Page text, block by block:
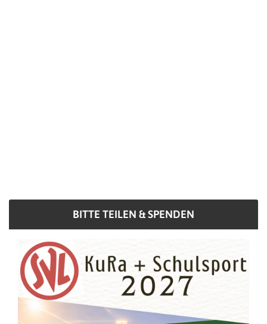
BITTE TEILEN & SPENDEN